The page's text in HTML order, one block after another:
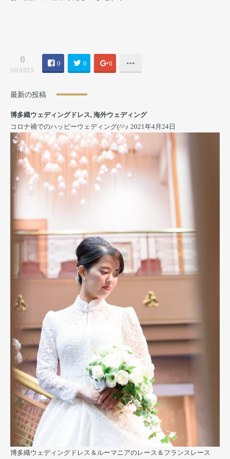
0
SHARES
0 0 0
最新の投稿
博多織ウェディングドレス, 海外ウェディング
コロナ禍でのハッピーウェディング(^^♪ 2021年4月24日
博多織ウェディングドレス＆ルーマニアのレース＆フランスレース